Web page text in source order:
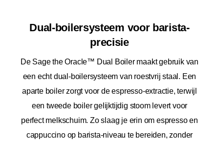
Dual-boilersysteem voor barista-
precisie
De Sage the Oracle™ Dual Boiler maakt gebruik van
een echt dual-boilersysteem van roestvrij staal. Een
aparte boiler zorgt voor de espresso-extractie, terwijl
een tweede boiler gelijktijdig stoom levert voor
perfect melkschuim. Zo slaag je erin om espresso en
cappuccino op barista-niveau te bereiden, zonder